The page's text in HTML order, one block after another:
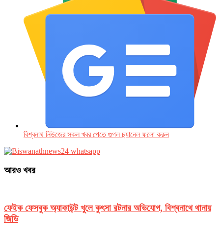
বিশ্বনাথ নিউজের সকল খবর পেতে গুগল চ‌্যানেল ফলো করুন
আরও খবর
ফেইক ফেসবুক অ্যাকাউন্ট খুলে কুৎসা রটনার অভিযোগ, বিশ্বনাথে থানায়
জিডি